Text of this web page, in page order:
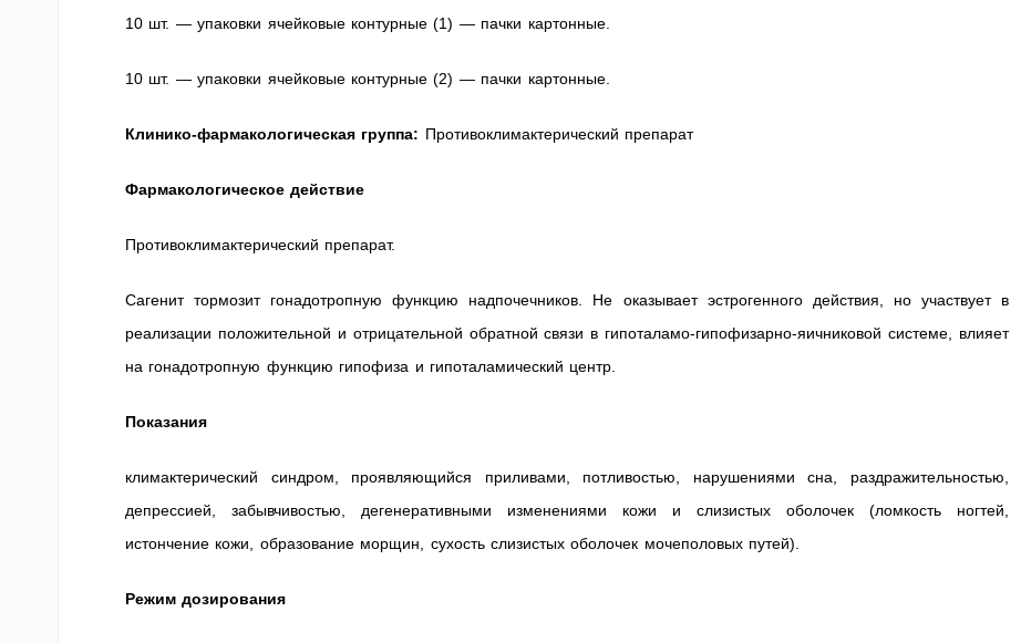
10 шт. — упаковки ячейковые контурные (1) — пачки картонные.
10 шт. — упаковки ячейковые контурные (2) — пачки картонные.
Клинико-фармакологическая группа: Противоклимактерический препарат
Фармакологическое действие
Противоклимактерический препарат.
Сагенит тормозит гонадотропную функцию надпочечников. Не оказывает эстрогенного действия, но участвует в
реализации положительной и отрицательной обратной связи в гипоталамо-гипофизарно-яичниковой системе, влияет
на гонадотропную функцию гипофиза и гипоталамический центр.
Показания
климактерический синдром, проявляющийся приливами, потливостью, нарушениями сна, раздражительностью,
депрессией, забывчивостью, дегенеративными изменениями кожи и слизистых оболочек (ломкость ногтей,
истончение кожи, образование морщин, сухость слизистых оболочек мочеполовых путей).
Режим дозирования